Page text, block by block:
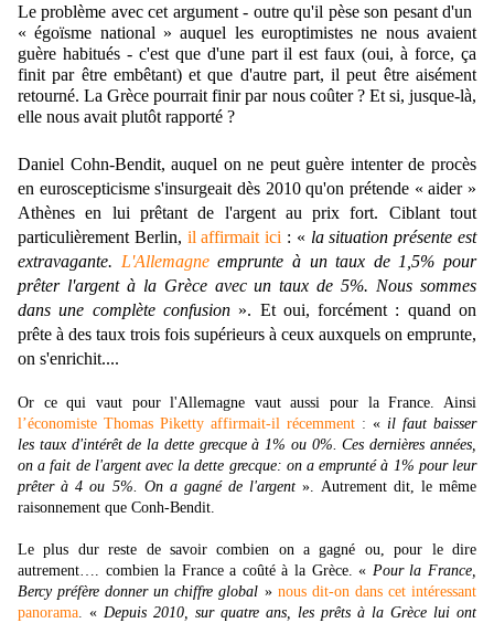
Le problème avec cet argument - outre qu'il pèse son pesant d'un
« égoïsme national » auquel les europtimistes ne nous avaient
guère habitués - c'est que d'une part il est faux (oui, à force, ça
finit par être embêtant) et que d'autre part, il peut être aisément
retourné. La Grèce pourrait finir par nous coûter ? Et si, jusque-là,
elle nous avait plutôt rapporté ?
Daniel Cohn-Bendit, auquel on ne peut guère intenter de procès
en euroscepticisme s'insurgeait dès 2010 qu'on prétende « aider »
Athènes en lui prêtant de l'argent au prix fort. Ciblant tout
particulièrement Berlin, il affirmait ici : « la situation présente est
extravagante. L'Allemagneemprunte à un taux de 1,5% pour
prêter l'argent à la Grèce avec un taux de 5%. Nous sommes
dans une complète confusion». Et oui, forcément : quand on
prête à des taux trois fois supérieurs à ceux auxquels on emprunte,
on s'enrichit....
Or ce qui vaut pour l'Allemagne vaut aussi pour la France. Ainsi
l’économiste Thomas Piketty affirmait-il récemment : « il faut baisser
les taux d'intérêt de la dette grecque à 1% ou 0%. Ces dernières années,
on a fait de l'argent avec la dette grecque: on a emprunté à 1% pour leur
prêter à 4 ou 5%. On a gagné de l'argent ». Autrement dit, le même
raisonnement que Conh-Bendit.
Le plus dur reste de savoir combien on a gagné ou, pour le dire
autrement…. combien la France a coûté à la Grèce. « Pour la France,
Bercy préfère donner un chiffre global » nous dit-on dans cet intéressant
panorama
« Depuis 2010, sur quatre ans, les prêts à la Grèce lui ont